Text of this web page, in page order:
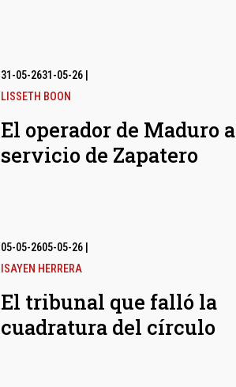
31-05-2631-05-26
LISSETH BOON
El operador de Maduro
servicio de Zapatero
05-05-2605-05-26
ISAYEN HERRERA
El tribunal que falló la
cuadratura del círculo